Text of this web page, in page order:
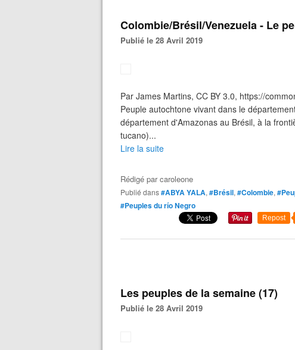
Colombie/Brésil/Venezuela - Le
Publié le 28 Avril 2019
Par James Martins, CC BY 3.0, https://
Peuple autochtone vivant dans le
département d'Amazonas au Brésil, à la
tucano)...
Lire la suite
Rédigé parcaroleone
Publié dans#ABYA YALA, #Brésil, #Colombie,
#Peuples du río Negro
Repost
Les peuples de la semaine (17)
Publié le 28 Avril 2019